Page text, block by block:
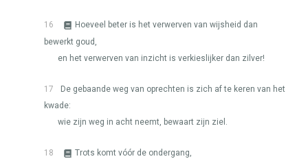
16
Hoeveel beter is het verwerven van wijsheid dan
bewerkt goud,
en het verwerven van inzicht is verkieslijker dan zilver!
17
De gebaande weg van oprechten is zich af te keren van het
kwade:
wie zijn weg in acht neemt, bewaart zijn ziel.
18
Trots komt vóór de ondergang,